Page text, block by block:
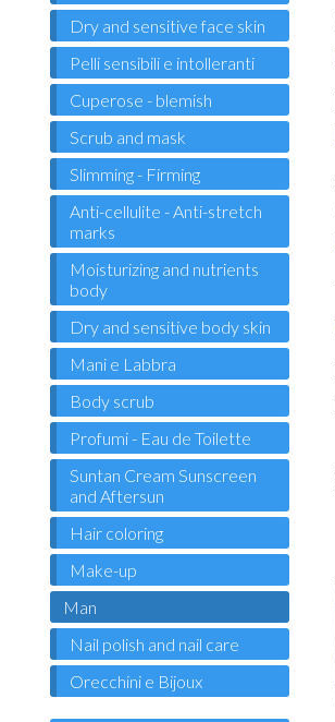
Dry and sensitive face skin
Pelli sensibili e intolleranti
Cuperose - blemish
Scrub and mask
Slimming - Firming
Anti-cellulite - Anti-stretch
marks
Moisturizing and nutrients
body
Dry and sensitive body skin
Mani e Labbra
Body scrub
Profumi - Eau de Toilette
Suntan Cream Sunscreen
and Aftersun
Hair coloring
Make-up
Man
Nail polish and nail care
Orecchini e Bijoux